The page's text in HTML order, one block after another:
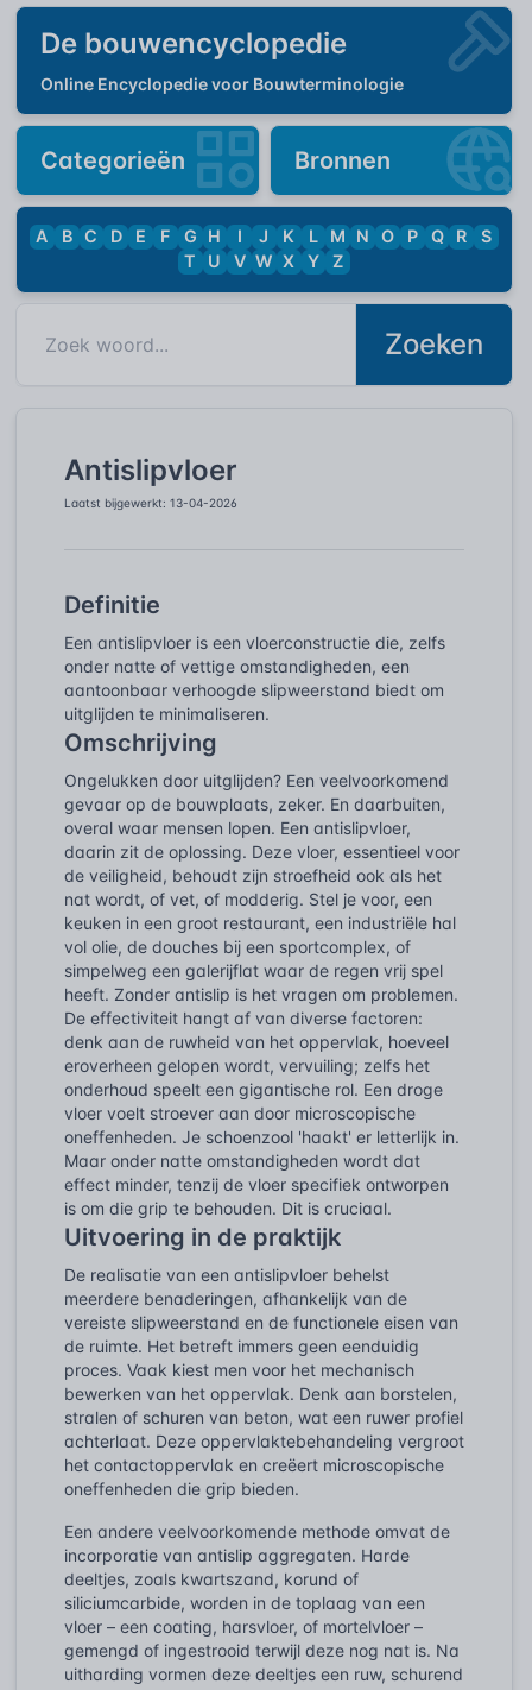
De bouwencyclopedie
Online Encyclopedie voor Bouwterminologie
Categorieën Bronnen
A B C D E F G H I J K L M N O P Q R
S
T
U V W X Y Z
Zoeken
Antislipvloer
Laatst bijgewerkt: 13-04-2026
Definitie
Een antislipvloer is een vloerconstructie die, zelfs
onder natte of vettige omstandigheden, een
aantoonbaar verhoogde slipweerstand biedt om
uitglijden te minimaliseren.
Omschrijving
Ongelukken door uitglijden? Een veelvoorkomend
gevaar op de bouwplaats, zeker. En daarbuiten,
overal waar mensen lopen. Een antislipvloer,
daarin zit de oplossing. Deze vloer, essentieel voor
de veiligheid, behoudt zijn stroefheid ook als het
nat wordt, of vet, of modderig. Stel je voor, een
keuken in een groot restaurant, een industriële hal
vol olie, de douches bij een sportcomplex, of
simpelweg een galerijflat waar de regen vrij spel
heeft. Zonder antislip is het vragen om problemen.
De effectiviteit hangt af van diverse factoren:
denk aan de ruwheid van het oppervlak, hoeveel
eroverheen gelopen wordt, vervuiling; zelfs het
onderhoud speelt een gigantische rol. Een droge
vloer voelt stroever aan door microscopische
oneffenheden. Je schoenzool 'haakt' er letterlijk in.
Maar onder natte omstandigheden wordt dat
effect minder, tenzij de vloer specifiek ontworpen
is om die grip te behouden. Dit is cruciaal.
Uitvoering in de praktijk
De realisatie van een antislipvloer behelst
meerdere benaderingen, afhankelijk van de
vereiste slipweerstand en de functionele eisen van
de ruimte. Het betreft immers geen eenduidig
proces. Vaak kiest men voor het mechanisch
bewerken van het oppervlak. Denk aan borstelen,
stralen of schuren van beton, wat een ruwer profiel
achterlaat. Deze oppervlaktebehandeling vergroot
het contactoppervlak en creëert microscopische
oneffenheden die grip bieden.
Een andere veelvoorkomende methode omvat de
incorporatie van antislip aggregaten. Harde
deeltjes, zoals kwartszand, korund of
siliciumcarbide, worden in de toplaag van een
vloer – een coating, harsvloer, of mortelvloer –
gemengd of ingestrooid terwijl deze nog nat is. Na
uitharding vormen deze deeltjes een ruw, schurend